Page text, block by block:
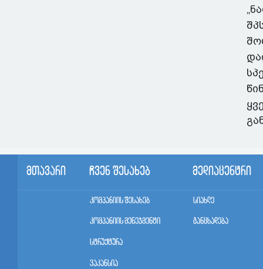
მთავარი ჩვენ შესახებ მედიაცენტრი
კომპანიის შესახებ სიახლე
კომპანიის მენეჯმენტი განცხადება
სტრუქტურა
ვაკანსია